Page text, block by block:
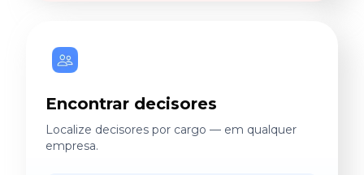
Encontrar decisores
Localize decisores por cargo — em qualquer
empresa.